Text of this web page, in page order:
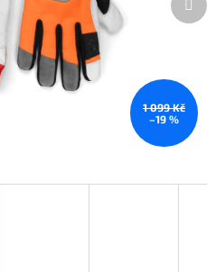
1 099 Kč
–19 %